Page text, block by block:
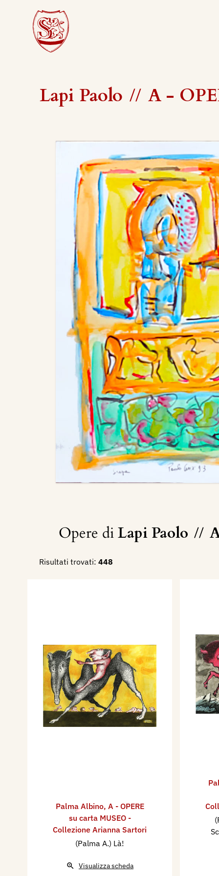
Lapi Paolo // A -
Opere diLapi Paolo //
Risultati trovati: 448
Palma Albino, A - OPERE
su carta MUSEO -
Collezione Arianna Sartori
(Palma A.) Là!
Visualizza scheda